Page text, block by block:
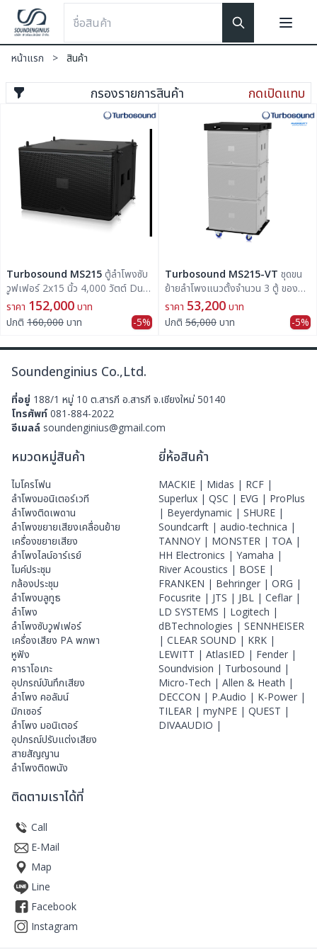
หน้าแรก > สินค้า
กรองรายการสินค้า กดเปิดแทบ
Turbosound MS215
วูฟเฟอร์ 2x15 นิ้ว 4,000 วัตต์ Dual
15" Vented Bandpass
Subwoofer for Touring and
Installation Applications
ราคา 152,000 บาท
ปกติ 160,000 บาท -5%
Turbosound MS215-VT
ย้ายลำโพงแนวตั้งจำนวน 3 ตู้ ของ
ลำโพงรุ่น MS215
ราคา 53,200 บาท
ปกติ 56,000 บาท -5%
Soundenginius Co.,Ltd.
ที่อยู่ 188/1 หมู่ 10 ต.สารภี อ.สารภี จ.เชียงใหม่ 50140
โทรศัพท์ 081-884-2022
อีเมลล์ soundenginius@gmail.com
หมวดหมู่สินค้า
ไมโครโฟน
ลําโพงมอนิเตอร์เวที
ลำโพงติดเพดาน
ลำโพงขยายเสียงเคลื่อนย้าย
เครื่องขยายเสียง
ลำโพงไลน์อาร์เรย์
ไมค์ประชุม
กล้องประชุม
ลำโพงบลูทูธ
ลำโพง
ลำโพงซับวูฟเฟอร์
เครื่องเสียง PA พกพา
หูฟัง
คาราโอเกะ
อุปกรณ์บันทึกเสียง
ลำโพง คอลัมน์
มิกเซอร์
ลำโพง มอนิเตอร์
อุปกรณ์ปรับแต่งเสียง
สายสัญญาน
ลำโพงติดพนัง
ยี่ห้อสินค้า
MACKIE | Midas | RCF |
Superlux | QSC | EVG | ProPlus
| Beyerdynamic | SHURE |
Soundcarft | audio-technica |
TANNOY | MONSTER | TOA |
HH Electronics | Yamaha |
River Acoustics | BOSE |
FRANKEN | Behringer | ORG |
Focusrite | JTS | JBL | Ceflar |
LD SYSTEMS | Logitech |
dBTechnologies | SENNHEISER
| CLEAR SOUND | KRK |
LEWITT | AtlasIED | Fender |
Soundvision | Turbosound |
Micro-Tech | Allen & Heath |
DECCON | P.Audio | K-Power |
TILEAR | myNPE | QUEST |
DIVAAUDIO |
ติดตามเราได้ที่
Call
E-Mail
Map
Line
Facebook
Instagram